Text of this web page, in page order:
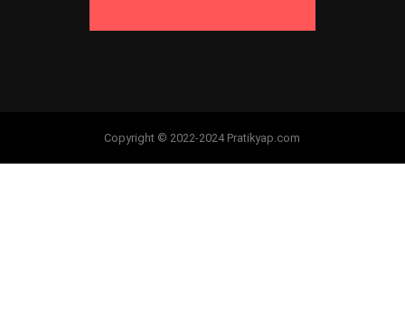
Copyright © 2022-2024 Pratikyap.com